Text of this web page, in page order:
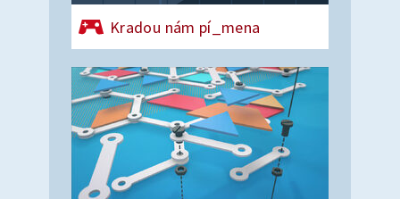
Kradou nám pí_mena